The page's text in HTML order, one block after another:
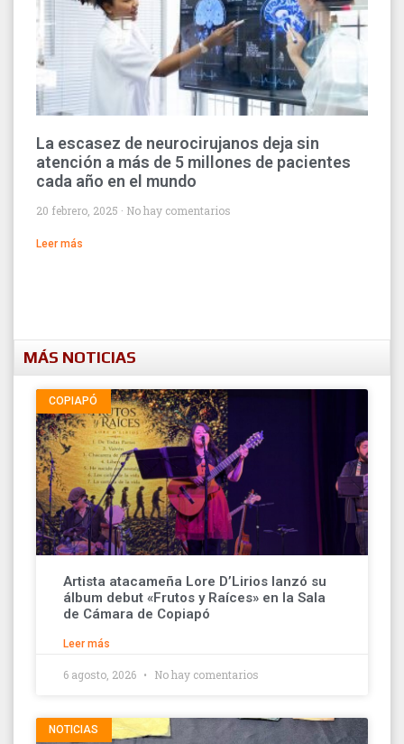
La escasez de neurocirujanos deja sin
atención a más de 5 millones de pacientes
cada año en el mundo
20 febrero, 2025 No hay comentarios
Leer más
MÁS NOTICIAS
COPIAPÓ
Artista atacameña Lore D’Lirios lanzó su
álbum debut «Frutos y Raíces» en la Sala
de Cámara de Copiapó
Leer más
6 agosto, 2026 No hay comentarios
NOTICIAS